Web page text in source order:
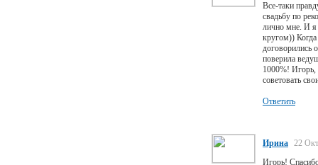
Все-таки
свадьбу по
лично мне. И я
кругом))
договорились
поверила
1000%! Игорь,
советовать
Ответить
Ирина 22
Игорь!